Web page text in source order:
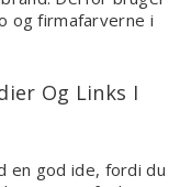
og firmafarverne i
Og Links I
en god ide, fordi du